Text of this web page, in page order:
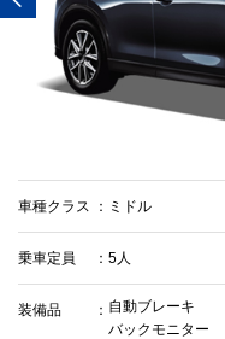
車種クラス ミドル
乗車定員 5人
装備品
自動ブレーキ
バックモニター